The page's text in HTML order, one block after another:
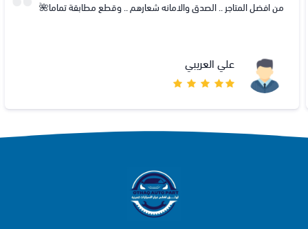
من افضل المتاجر .. الصدق والامانه شعارهم .. وقطع مطابقة تماما🌺
علي العريبي